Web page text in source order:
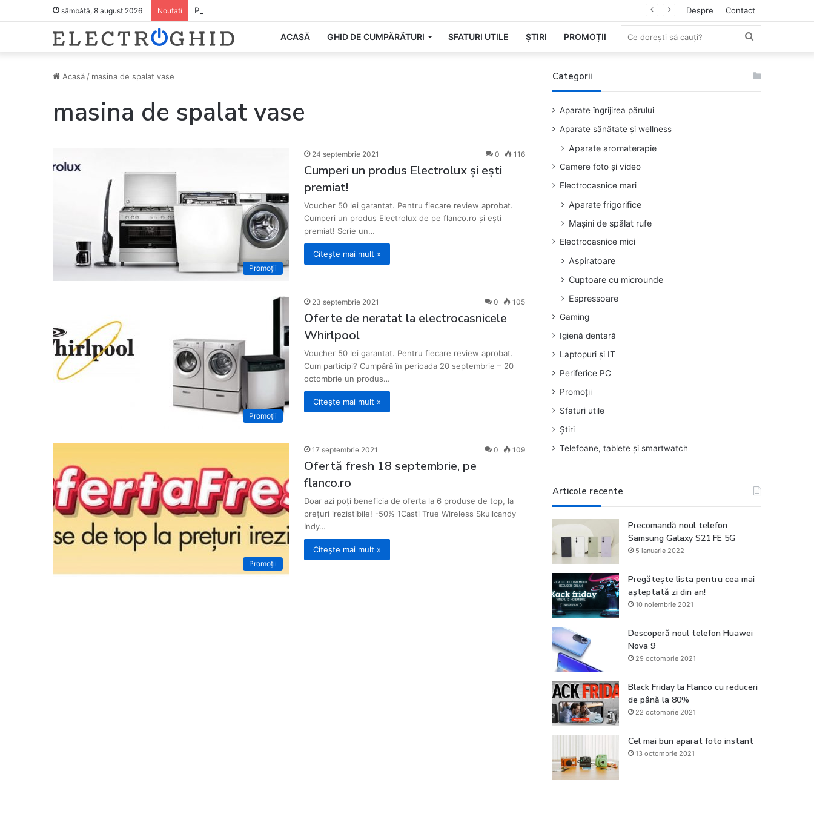
sâmbătă, 8 august 2026 Noutati Pregătește lista pentru cea mai așteptată zi din an! Despre Contact
ACASĂ GHID DE CUMPĂRĂTURI SFATURI UTILE ȘTIRI PROMOȚII
Acasă / masina de spalat vase
masina de spalat vase
Promoții
24 septembrie 2021 0 116
Cumperi un produs Electrolux și ești
premiat!
Voucher 50 lei garantat. Pentru fiecare review aprobat.
Cumperi un produs Electrolux de pe flanco.ro și ești
premiat! Scrie un…
Citește mai mult »
Promoții
23 septembrie 2021 0 105
Oferte de neratat la electrocasnicele
Whirlpool
Voucher 50 lei garantat. Pentru fiecare review aprobat.
Cum participi? Cumpără în perioada 20 septembrie – 20
octombrie un produs…
Citește mai mult »
Promoții
17 septembrie 2021 0 109
Ofertă fresh 18 septembrie, pe
flanco.ro
Doar azi poți beneficia de oferta la 6 produse de top, la
prețuri irezistibile! -50% 1Casti True Wireless Skullcandy
Indy…
Citește mai mult »
Categorii
Aparate îngrijirea părului
Aparate sănătate și wellness
Aparate aromaterapie
Camere foto și video
Electrocasnice mari
Aparate frigorifice
Mașini de spălat rufe
Electrocasnice mici
Aspiratoare
Cuptoare cu microunde
Espressoare
Gaming
Igienă dentară
Laptopuri și IT
Periferice PC
Promoții
Sfaturi utile
Știri
Telefoane, tablete și smartwatch
Articole recente
Precomandă noul telefon
Samsung Galaxy S21 FE 5G
5 ianuarie 2022
Pregătește lista pentru cea mai
așteptată zi din an!
10 noiembrie 2021
Descoperă noul telefon Huawei
Nova 9
29 octombrie 2021
Black Friday la Flanco cu reduceri
de până la 80%
22 octombrie 2021
Cel mai bun aparat foto instant
13 octombrie 2021